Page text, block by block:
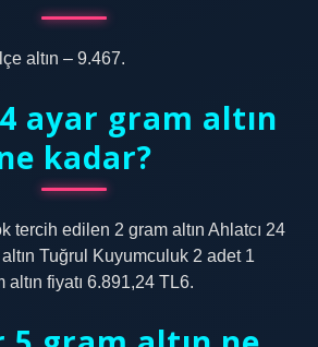
altın – 9.467.
ayar gram altın
kadar?
tercih edilen 2 gram altın Ahlatcı 24
Tuğrul Kuyumculuk 2 adet 1
fiyatı 6.891,24 TL6.